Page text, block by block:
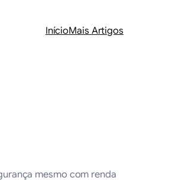
InícioMais Artigos
mesmo com renda